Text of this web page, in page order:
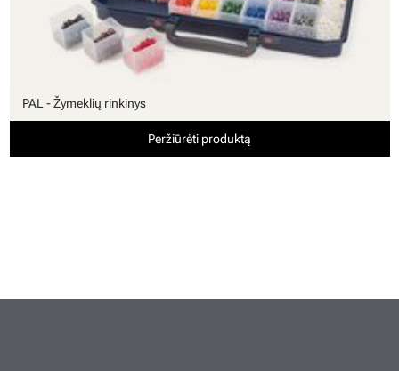
PAL - Žymeklių rinkinys
Peržiūrėti produktą